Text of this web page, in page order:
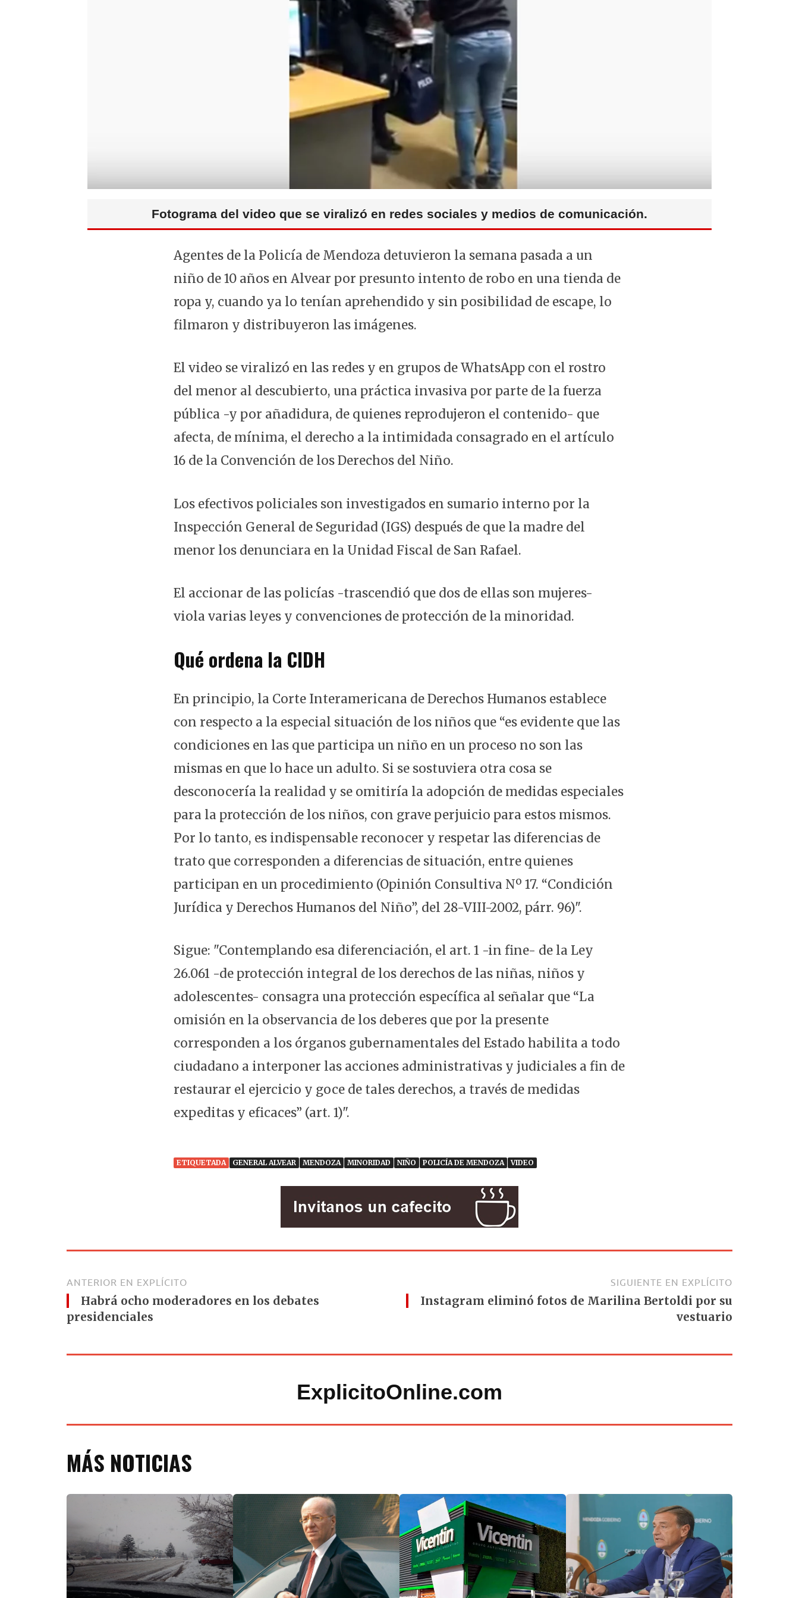
Fotograma del video que se viralizó en redes sociales y medios de comunicación.
Agentes de la Policía de Mendoza detuvieron la semana pasada a un
niño de 10 años en Alvear por presunto intento de robo en una tienda de
ropa y, cuando ya lo tenían aprehendido y sin posibilidad de escape, lo
filmaron y distribuyeron las imágenes.
El video se viralizó en las redes y en grupos de WhatsApp con el rostro
del menor al descubierto, una práctica invasiva por parte de la fuerza
pública -y por añadidura, de quienes reprodujeron el contenido- que
afecta, de mínima, el derecho a la intimidada consagrado en el artículo
16 de la Convención de los Derechos del Niño.
Los efectivos policiales son investigados en sumario interno por la
Inspección General de Seguridad (IGS) después de que la madre del
menor los denunciara en la Unidad Fiscal de San Rafael.
El accionar de las policías -trascendió que dos de ellas son mujeres-
viola varias leyes y convenciones de protección de la minoridad.
Qué ordena la CIDH
En principio, la Corte Interamericana de Derechos Humanos establece
con respecto a la especial situación de los niños que “es evidente que las
condiciones en las que participa un niño en un proceso no son las
mismas en que lo hace un adulto. Si se sostuviera otra cosa se
desconocería la realidad y se omitiría la adopción de medidas especiales
para la protección de los niños, con grave perjuicio para estos mismos.
Por lo tanto, es indispensable reconocer y respetar las diferencias de
trato que corresponden a diferencias de situación, entre quienes
participan en un procedimiento (Opinión Consultiva Nº 17. “Condición
Jurídica y Derechos Humanos del Niño”, del 28-VIII-2002, párr. 96)".
Sigue: "Contemplando esa diferenciación, el art. 1 -in fine- de la Ley
26.061 -de protección integral de los derechos de las niñas, niños y
adolescentes- consagra una protección específica al señalar que “La
omisión en la observancia de los deberes que por la presente
corresponden a los órganos gubernamentales del Estado habilita a todo
ciudadano a interponer las acciones administrativas y judiciales a fin de
restaurar el ejercicio y goce de tales derechos, a través de medidas
expeditas y eficaces” (art. 1)".
ETIQUETADA GENERAL ALVEAR MENDOZA MINORIDAD NIÑO POLICÍA DE MENDOZA VIDEO
ANTERIOR EN EXPLÍCITO
Habrá ocho moderadores en los debates
presidenciales
SIGUIENTE EN EXPLÍCITO
Instagram eliminó fotos de Marilina Bertoldi por su
vestuario
ExplicitoOnline.com
MÁS NOTICIAS